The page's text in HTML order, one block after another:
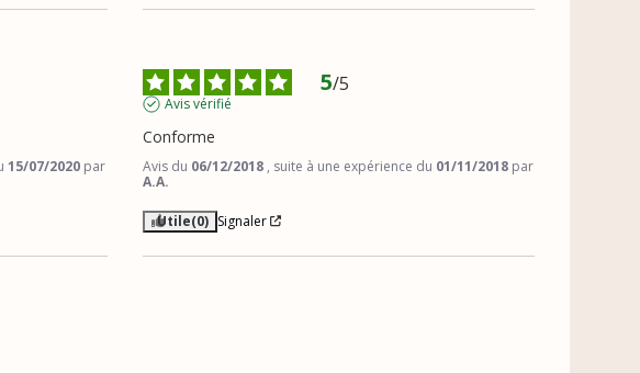
15/07/2020 par
5/5
Avis vérifié
Conforme
Avis du 06/12/2018 , suite à une expérience du 01/11/2018 par
A.A.
Utile(0) Signaler